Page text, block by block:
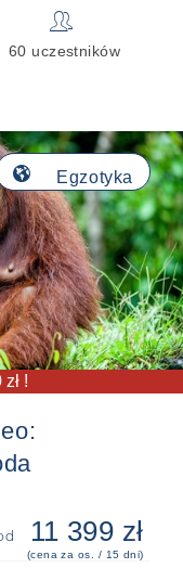
👥
60 uczestników
!
Egzotyka
🌎
11 399 zł
(cena za os. / 15 dni)